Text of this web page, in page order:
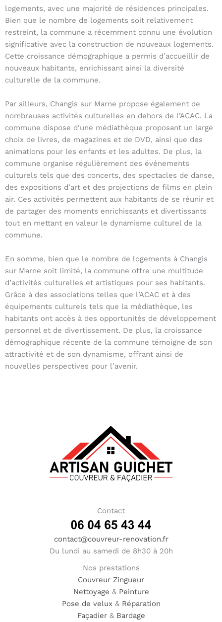
logements, avec une majorité de résidences principales.
Bien que le nombre de logements soit relativement
restreint, la commune a récemment connu une évolution
significative avec la construction de nouveaux logements.
Cette croissance démographique a permis d’accueillir de
nouveaux habitants, enrichissant ainsi la diversité
culturelle de la commune.
Par ailleurs, Changis sur Marne propose également de
nombreuses activités culturelles en dehors de l’ACAC. La
commune dispose d’une médiathèque proposant un large
choix de livres, de magazines et de DVD, ainsi que des
animations pour les enfants et les adultes. De plus, la
commune organise régulièrement des événements
culturels tels que des concerts, des spectacles de danse,
des expositions d’art et des projections de films en plein
air. Ces activités permettent aux habitants de se réunir et
de partager des moments enrichissants et divertissants
tout en mettant en valeur le dynamisme culturel de la
commune.
En somme, bien que le nombre de logements à Changis
sur Marne soit limité, la commune offre une multitude
d’activités culturelles et artistiques pour ses habitants.
Grâce à des associations telles que l’ACAC et à des
équipements culturels tels que la médiathèque, les
habitants ont accès à des opportunités de développement
personnel et de divertissement. De plus, la croissance
démographique récente de la commune témoigne de son
attractivité et de son dynamisme, offrant ainsi de
nouvelles perspectives pour l’avenir.
Contact
contact@couvreur-renovation.fr
Du lundi au samedi de 8h30 à 20h
Nos prestations
Couvreur Zingueur
Nettoyage & Peinture
Pose de velux& Réparation
Façadier& Bardage